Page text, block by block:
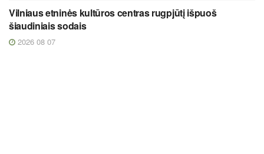
Vilniaus etninės kultūros centras rugpjūtį išpuoš
šiaudiniais sodais
2026 08 07